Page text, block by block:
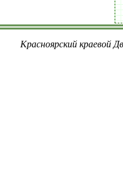
Красноярский краевой